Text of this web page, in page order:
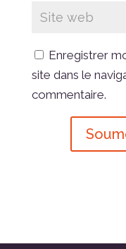
Enregistrer
site dans le
commentaire.